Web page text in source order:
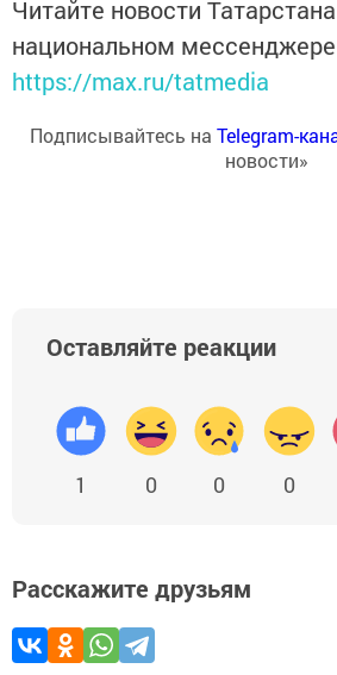
Читайте новости
национальном
https://max.ru/tatmedia
Подписывайтесь на Telegram-
новости»
Оставляйте реакции
1 0 0 0
Расскажите друзьям